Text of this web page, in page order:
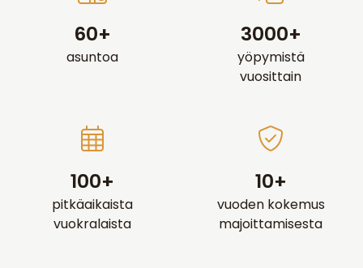
60+
asuntoa
3000+
yöpymistä
vuosittain
100+
pitkäaikaista
vuokralaista
10+
vuoden kokemus
majoittamisesta